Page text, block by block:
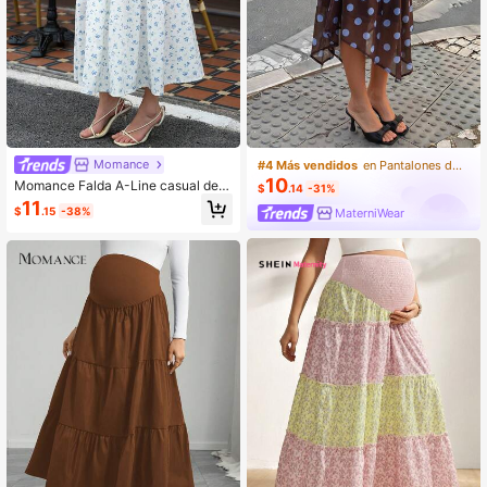
Momance
Momance Falda A-Line casual de
maternidad con estampado floral di
minuto y cintura con cordón, adecu
$11.15 -38%
#4 Más vendidos en Pantalones de maternidad
$10.14 -31%
MaterniWear